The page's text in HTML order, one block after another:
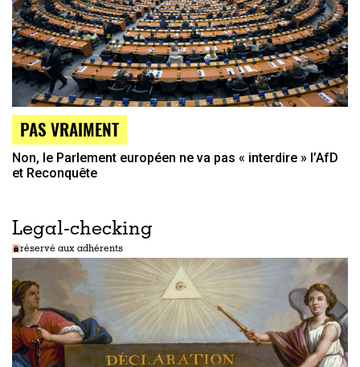
PAS VRAIMENT
Non, le Parlement européen ne va pas « interdire » l’AfD
et Reconquête
Legal-checking
réservé aux adhérents